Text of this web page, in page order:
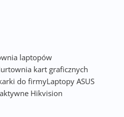
laptopów
kart graficznych
do firmyLaptopy ASUS
Hikvision